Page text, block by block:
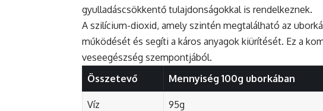
gyulladáscsökkentő tulajdonságokkal is rendelkeznek.
A szilícium-dioxid, amely szintén megtalálható az
működését és segíti a káros anyagok kiürítését. Ez a
veseegészség szempontjából.
Összetevő
Mennyiség 100g uborkában
Víz 95g